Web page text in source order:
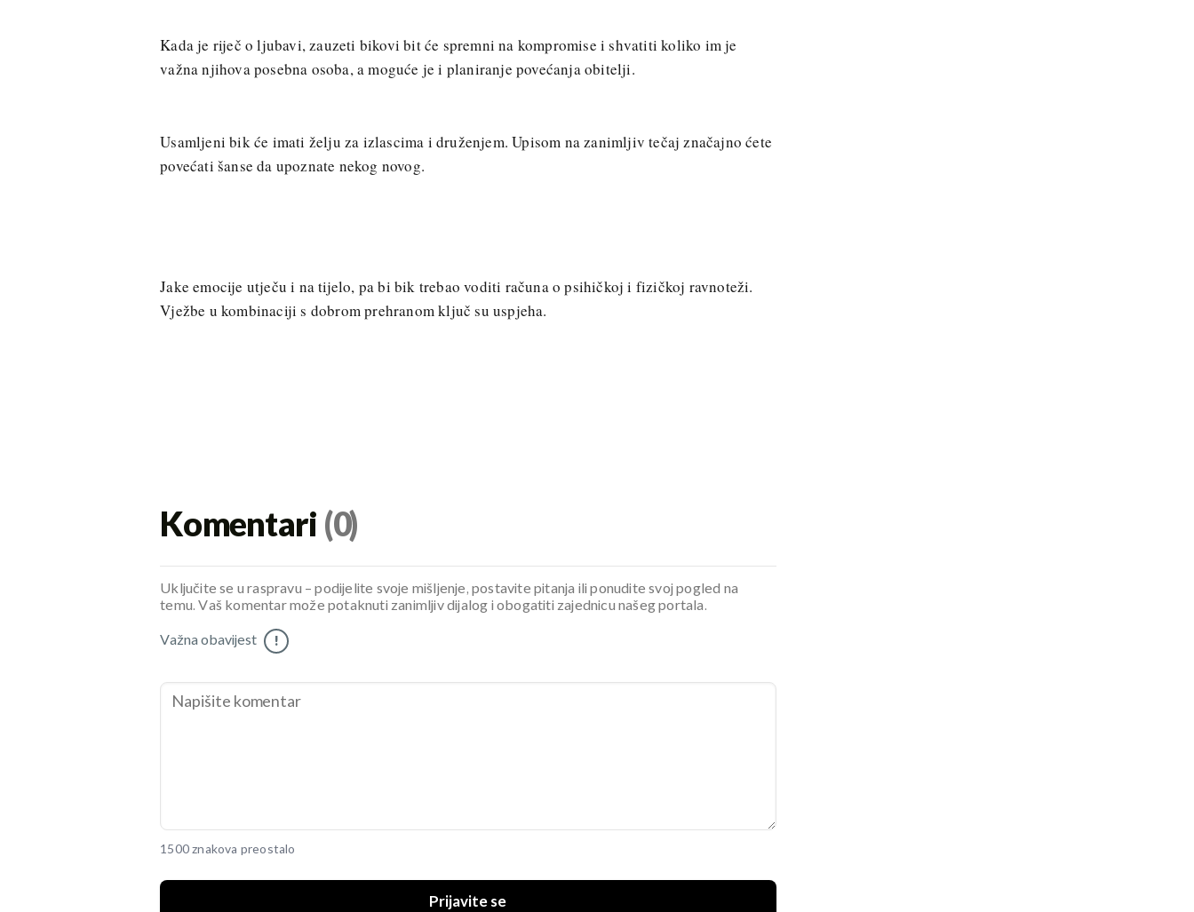
Kada je riječ o ljubavi, zauzeti bikovi bit će spremni na kompromise i shvatiti koliko im je
važna njihova posebna osoba, a moguće je i planiranje povećanja obitelji.
Usamljeni bik će imati želju za izlascima i druženjem. Upisom na zanimljiv tečaj značajno ćete
povećati šanse da upoznate nekog novog.
Jake emocije utječu i na tijelo, pa bi bik trebao voditi računa o psihičkoj i fizičkoj ravnoteži.
Vježbe u kombinaciji s dobrom prehranom ključ su uspjeha.
Komentari (0)
Uključite se u raspravu – podijelite svoje mišljenje, postavite pitanja ili ponudite svoj pogled na
temu. Vaš komentar može potaknuti zanimljiv dijalog i obogatiti zajednicu našeg portala.
Važna obavijest !
1500 znakova preostalo
Prijavite se